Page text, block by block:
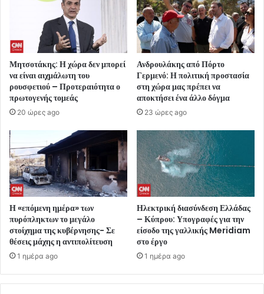
Μητσοτάκης: Η χώρα δεν μπορεί
να είναι αιχμάλωτη του
ρουσφετιού – Προτεραιότητα ο
πρωτογενής τομεάς
20 ώρες ago
Ανδρουλάκης από Πόρτο
Γερμενό: Η πολιτική προστασία
στη χώρα μας πρέπει να
αποκτήσει ένα άλλο δόγμα
23 ώρες ago
Η «επόμενη ημέρα» των
πυρόπληκτων το μεγάλο
στοίχημα της κυβέρνησης- Σε
θέσεις μάχης η αντιπολίτευση
1 ημέρα ago
Ηλεκτρική διασύνδεση Ελλάδας
– Κύπρου: Υπογραφές για την
είσοδο της γαλλικής Meridiam
στο έργο
1 ημέρα ago